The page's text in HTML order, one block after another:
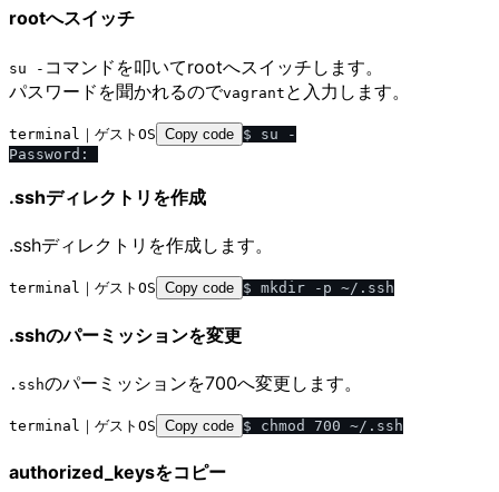
rootへスイッチ
su - コマンドを叩いてrootへスイッチします。
パスワードを聞かれるのでvagrant と入力します。
terminal｜ゲストOS Copy code $ su -
.sshディレクトリを作成
.sshディレクトリを作成します。
terminal｜ゲストOS Copy code
.sshのパーミッションを変更
.sshのパーミッションを700へ変更します。
terminal｜ゲストOS Copy code
authorized_keysをコピー